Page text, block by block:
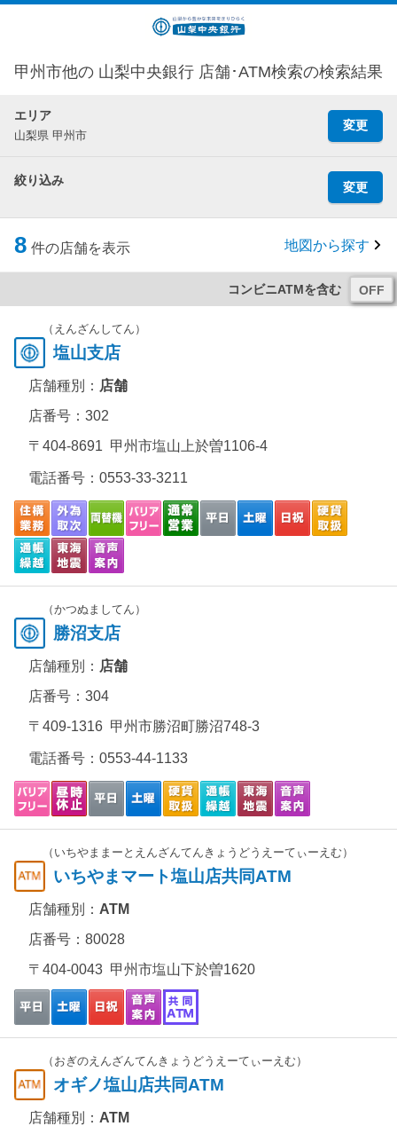
甲州市他の 山梨中央銀行 店舗･ATM検索の検索結果
エリア
山梨県 甲州市
変更
絞り込み 変更
8 件の店舗を表示 地図から探す
コンビニATMを含む
（えんざんしてん）
塩山支店
店舗種別： 店舗
店番号：302
〒404-8691 甲州市塩山上於曽1106-4
電話番号： 0553-33-3211
（かつぬましてん）
勝沼支店
店舗種別： 店舗
店番号：304
〒409-1316 甲州市勝沼町勝沼748-3
電話番号： 0553-44-1133
（いちやままーとえんざんてんきょうどうえーてぃーえむ）
いちやまマート塩山店共同ATM
店舗種別： ATM
店番号：80028
〒404-0043 甲州市塩山下於曽1620
（おぎのえんざんてんきょうどうえーてぃーえむ）
オギノ塩山店共同ATM
店舗種別： ATM